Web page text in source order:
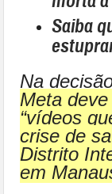
Saiba
Na
Meta
“vídeos
crise de
Distrito
em